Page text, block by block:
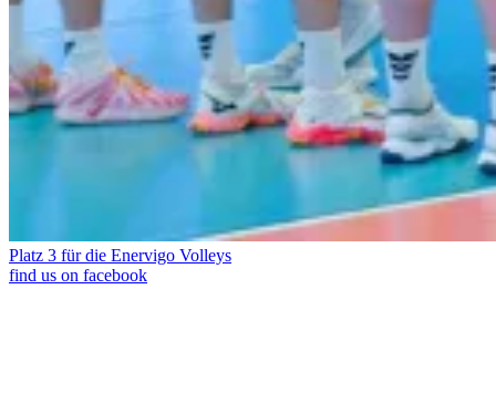
Platz 3 für die Enervigo Volleys
find us on facebook